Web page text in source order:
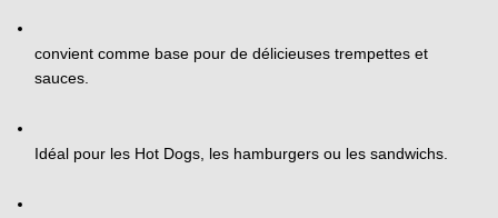
convient comme base pour de délicieuses trempettes et
sauces.
Idéal pour les Hot Dogs, les hamburgers ou les sandwichs.